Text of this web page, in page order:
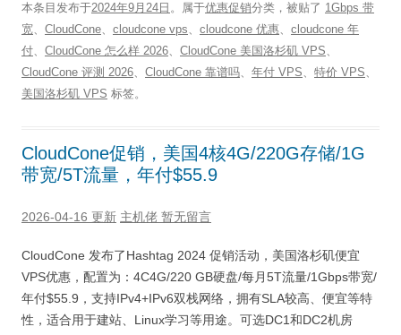
本条目发布于2024年9月24日 。属于优惠促销分类，被贴了 1Gbps 带
宽、 CloudCone、 cloudcone vps、 cloudcone 优惠、 cloudcone 年
付、 CloudCone 怎么样 2026、 CloudCone 美国洛杉矶 VPS、
CloudCone 评测 2026、 CloudCone 靠谱吗、 年付 VPS、 特价 VPS、
美国洛杉矶 VPS 标签。
CloudCone促销，美国4核4G/220G存储/1G
带宽/5T流量，年付$55.9
2026-04-16 更新 主机佬 暂无留言
CloudCone 发布了Hashtag 2024 促销活动，美国洛杉矶便宜
VPS优惠，配置为：4C4G/220 GB硬盘/每月5T流量/1Gbps带宽/
年付$55.9，支持IPv4+IPv6双栈网络，拥有SLA较高、便宜等特
性，适合用于建站、Linux学习等用途。可选DC1和DC2机房